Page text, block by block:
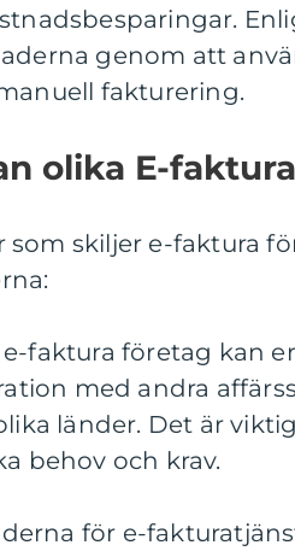
genom att
fakturering.
olika E-
skiljer e-faktura
e-faktura företag kan
med andra
länder. Det är
behov och krav.
för e-